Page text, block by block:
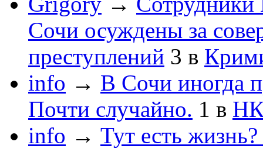
Сочи осуждены за
преступлений 3 в
info → В Сочи иногда
Почти случайно. 1 в
info → Тут есть